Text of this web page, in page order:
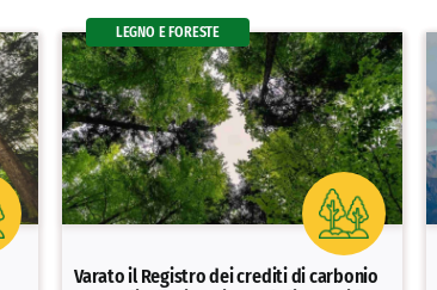
Varato il Registro dei crediti di carbonio
LEGNO E FORESTE